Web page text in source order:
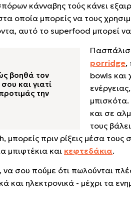
κάνναβης τούς κάνει
οποία μπορείς να τους
αυτό το superfood μπορεί
βοηθά τον
και γιατί
την
porridge,
bowls και
μπισκότα.
και σε
τους
μπορείς πριν ρίξεις μέσα
μπιφτέκια και κεφτεδάκια.
να σου πούμε ότι πωλούνται
και ηλεκτρονικά - μέχρι τα